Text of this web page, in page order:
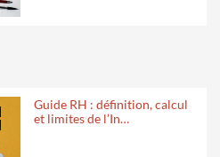
Guide RH : définition, calcul
et limites de l’In…